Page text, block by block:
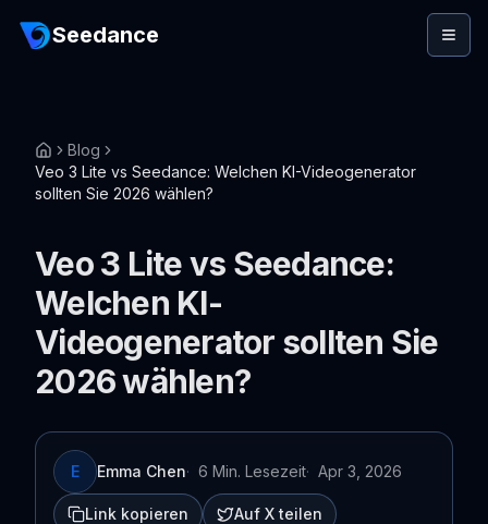
Seedance
Blog
Veo 3 Lite vs Seedance: Welchen KI-Videogenerator
sollten Sie 2026 wählen?
Veo 3 Lite vs Seedance:
Welchen KI-
Videogenerator sollten Sie
2026 wählen?
E Emma Chen· 6 Min. Lesezeit· Apr 3, 2026
Link kopieren Auf X teilen